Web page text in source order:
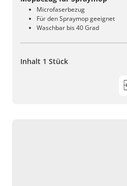
Microfaserbezug
Für den Spraymop geeignet
Waschbar bis 40 Grad
Inhalt 1 Stück